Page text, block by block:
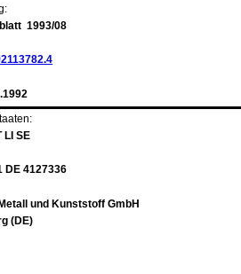
1993/08
LI SE
DE 4127336
und Kunststoff GmbH
(DE)